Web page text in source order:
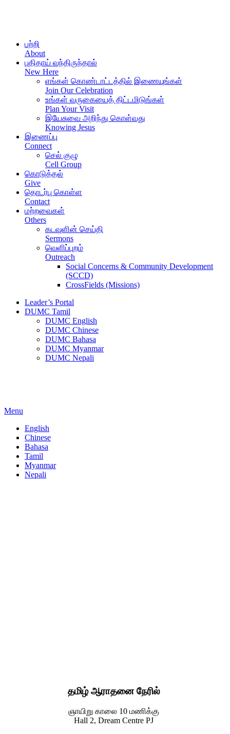
பற்றி
About
புதிதாய் வந்திருந்தால்
New Here
எங்கள் கொண்டாட்டத்தில் இணையுங்கள்
Join Our Celebration
உங்கள் வருகையைத் திட்டமிடுங்கள்
Plan Your Visit
இயேசுவை அறிந்து கொள்வது
Knowing Jesus
இணைப்பு
Connect
செல் குழு
Cell Group
கொடுத்தல்
Give
தொடர்பு கொள்ள
Contact
மற்றவைகள்
Others
கடவுளின் செய்தி
Sermons
வெளிப்புறம்
Outreach
Social Concerns & Community Development
(SCCD)
CrossFields (Missions)
Leader’s Portal
DUMC Tamil
DUMC English
DUMC Chinese
DUMC Bahasa
DUMC Myanmar
DUMC Nepali
Menu
English
Chinese
Bahasa
Tamil
Myanmar
Nepali
தமிழ் ஆராதனை நேரில்
ஞாயிறு காலை 10 மணிக்கு
Hall 2, Dream Centre PJ